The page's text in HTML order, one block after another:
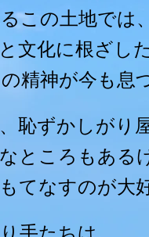
この土地では
文化に根ざし
精神が今も息
恥ずかしがり
ところもある
てなすのが大